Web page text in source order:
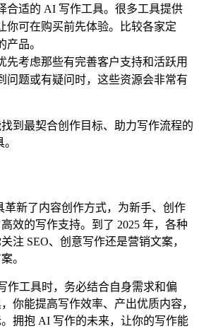
合适的 AI 写作工具。很多工具提供
你可在购买前先体验。比较各家定
产品。
先考虑那些有完善客户支持和活跃用
问题或有疑问时，这些资源会非常有
到最契合创作目标、助力写作流程的
革新了内容创作方式，为新手、创作
效的写作支持。到了 2025 年，各种
注 SEO、创意写作还是营销文案，
。
作工具时，务必结合自身需求和偏
你能提高写作效率、产出优质内容，
拥抱 AI 写作的未来，让你的写作能